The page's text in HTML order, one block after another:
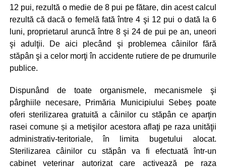
12 pui, rezultă o medie de 8 pui pe fătare, din acest calcul
rezultă că dacă o femelă fată între 4 şi 12 pui o dată la 6
luni, proprietarul aruncă între 8 şi 24 de pui pe an, uneori
şi adulţii. De aici plecând şi problemea câinilor fără
stăpân şi a celor morţi în accidente rutiere de pe drumurile
publice.
Dispunând de toate organismele, mecanismele şi
pârghiile necesare, Primăria Municipiului Sebeș poate
oferi sterilizarea gratuită a câinilor cu stăpân ce aparţin
rasei comune și a metişilor acestora aflaţi pe raza unităţii
administrativ-teritoriale, în limita bugetului alocat.
Sterilizarea câinilor cu stăpân va fi efectuată într-un
cabinet veterinar autorizat care activează pe raza